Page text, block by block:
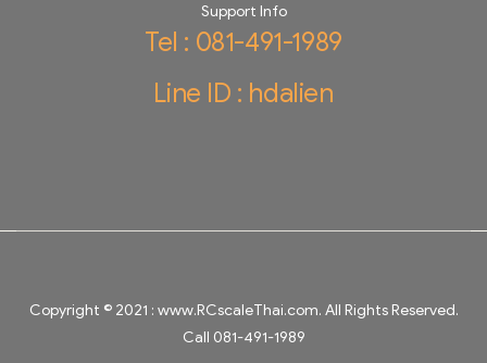
Support Info
Tel : 081-491-1989
Line ID : hdalien
Copyright © 2021 : www.RCscaleThai.com. All Rights Reserved.
Call 081-491-1989